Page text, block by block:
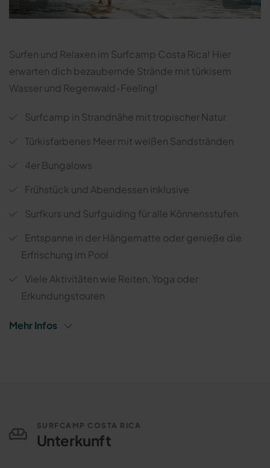
Surfen und Relaxen im Surfcamp Costa Rica! Hier
erwarten dich bezaubernde Strände mit türkisem
Wasser und Regenwald-Feeling!
Surfcamp in Strandnähe mit tropischer Natur
Türkisfarbenes Meer mit weißen Sandstränden
4er Bungalows
Frühstück und Abendessen inklusive
Surfkurs und Surfguiding für alle Könnensstufen
Entspanne in der Hängematte oder genieße die
Erfrischung im Pool
Viele Aktivitäten wie Reiten, Yoga oder
Erkundungstouren
Mehr Infos
SURFCAMP COSTA RICA
Unterkunft